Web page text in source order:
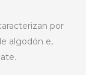
por
algodón e,